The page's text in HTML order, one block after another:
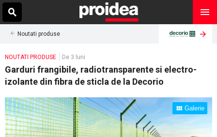
Noutati produse
NOUTATI PRODUSE De 3 luni
Garduri frangibile, radiotransparente si electro-
izolante din fibra de sticla de la Decorio
Galerie